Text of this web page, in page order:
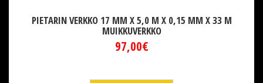
PIETARIN VERKKO 17 MM X 5,0 M X 0,15 MM X 33 M
MUIKKUVERKKO
97,00€